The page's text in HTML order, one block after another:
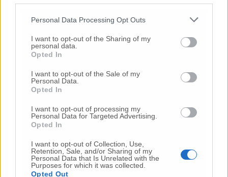
Personal Data Processing Opt Outs
I want to opt-out of the Sharing of my
personal data.
Opted In
I want to opt-out of the Sale of my
Personal Data.
Opted In
I want to opt-out of processing my
Personal Data for Targeted Advertising.
Opted In
I want to opt-out of Collection, Use,
Retention, Sale, and/or Sharing of my
Personal Data that Is Unrelated with the
Purposes for which it was collected.
Opted Out
Gli articoli più letti
24 Lug-Bimbi costretti a colpirsi da soli
-Luigia Fortunato,
l’ennesimo femminicidio:
prima la lite, poi la furia col coltello
-Femminicidio a Loreto.Donna uccisa a
coltellate.Fermato il compagno: “L’ho ammazzata”
(Foto-Video)
-Scontro tra auto e moto a Numana:
gravissimo un centauroin eliambulanza a Torrette
24 Lug-Maltrattamenti all’asilo, parla il sindaco: